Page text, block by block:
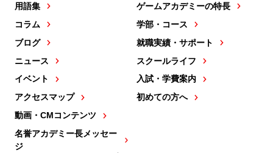
用語集
コラム
ブログ
ニュース
イベント
アクセスマップ
動画・CMコンテンツ
名誉アカデミー長メッセー
ジ
ゲームアカデミーの特長
学部・コース
就職実績・サポート
スクールライフ
入試・学費案内
初めての方へ